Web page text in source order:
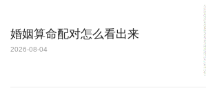
婚姻算命配对怎么看出来
2026-08-04